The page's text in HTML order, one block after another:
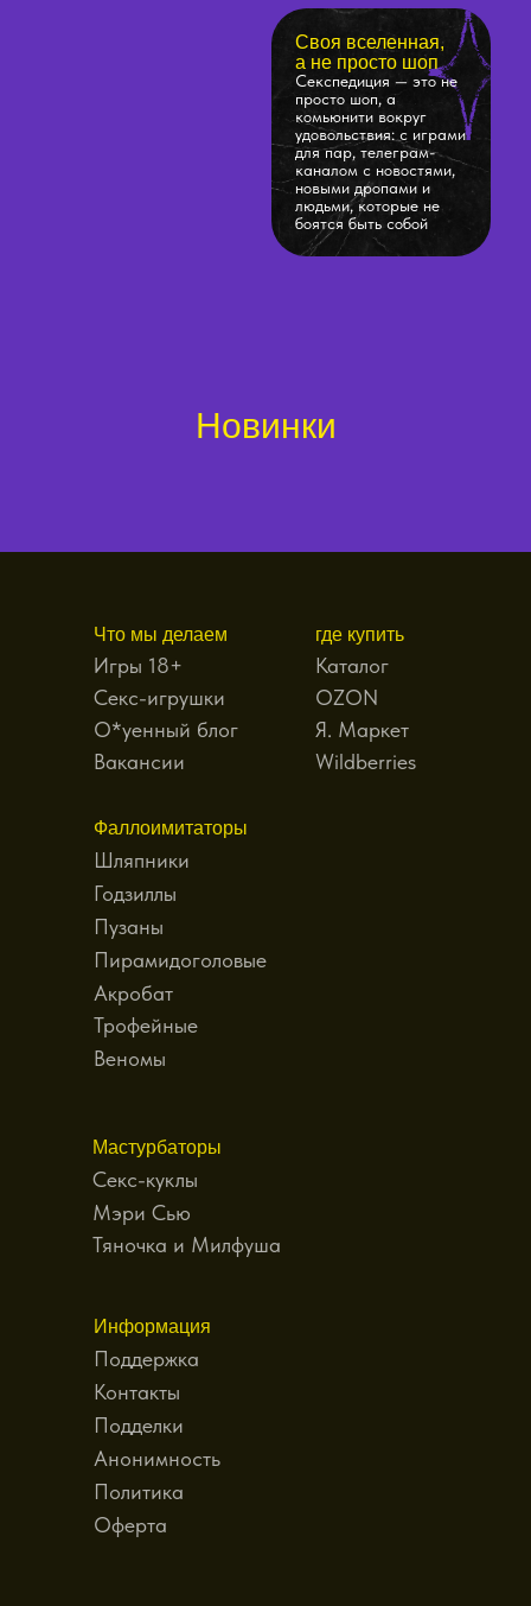
Своя вселенная,
а не просто шоп
Секспедиция — это не
просто шоп, а
комьюнити вокруг
удовольствия: с играми
для пар, телеграм-
каналом с новостями,
новыми дропами и
людьми, которые не
боятся быть собой
Новинки
Информация
Поддержка
Контакты
Подделки
Анонимность
Политика
Оферта
где купить
Каталог
OZON
Я. Маркет
Wildberries
Мастурбаторы
Секс-куклы
Мэри Сью
Тяночка и Милфуша
Фаллоимитаторы
Шляпники
Годзиллы
Пузаны
Пирамидоголовые
Акробат
Трофейные
Веномы
Что мы делаем
Игры 18+
Секс-игрушки
О*уенный блог
Вакансии